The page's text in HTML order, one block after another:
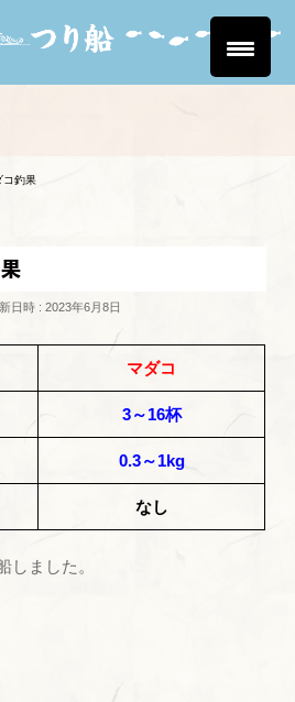
コ釣果
日時 : 2023年6月8日
マダコ
3～16杯
0.3～1kg
なし
しました。